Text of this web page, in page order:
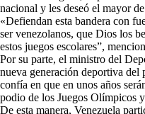
nacional y les deseó el mayor
«Defiendan esta bandera con
ser venezolanos, que Dios los
estos juegos escolares”,
Por su parte, el ministro del
nueva generación deportiva del
confía en que en unos años
podio de los Juegos Olímpicos
De esta manera, Venezuela